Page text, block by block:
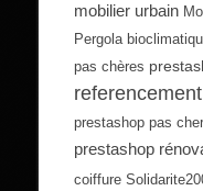
mobilier urbain
Pergola
pas chères
prestashop pas cher
prestashop
coiffure